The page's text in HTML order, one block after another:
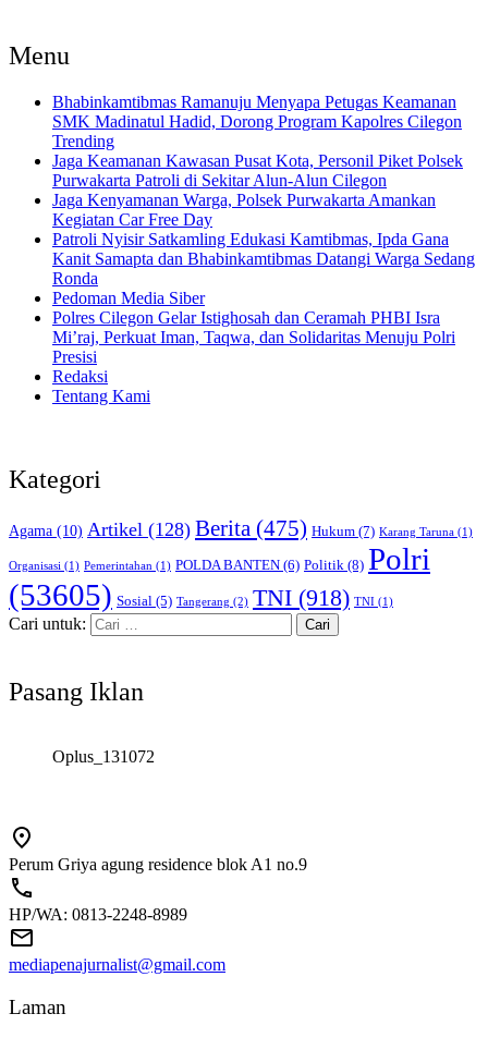
Menu
Bhabinkamtibmas Ramanuju Menyapa Petugas Keamanan
SMK Madinatul Hadid, Dorong Program Kapolres Cilegon
Trending
Jaga Keamanan Kawasan Pusat Kota, Personil Piket Polsek
Purwakarta Patroli di Sekitar Alun-Alun Cilegon
Jaga Kenyamanan Warga, Polsek Purwakarta Amankan
Kegiatan Car Free Day
Patroli Nyisir Satkamling Edukasi Kamtibmas, Ipda Gana
Kanit Samapta dan Bhabinkamtibmas Datangi Warga Sedang
Ronda
Pedoman Media Siber
Polres Cilegon Gelar Istighosah dan Ceramah PHBI Isra
Mi’raj, Perkuat Iman, Taqwa, dan Solidaritas Menuju Polri
Presisi
Redaksi
Tentang Kami
Kategori
Agama (10) Artikel (128) Berita (475) Hukum (7) Karang Taruna (1)
Organisasi (1) Pemerintahan (1) POLDA BANTEN (6) Politik (8) Polri
(53605) Sosial (5) Tangerang (2) TNI (918) TNI (1)
Cari untuk:
Pasang Iklan
Oplus_131072
Perum Griya agung residence blok A1 no.9
HP/WA: 0813-2248-8989
mediapenajurnalist@gmail.com
Laman